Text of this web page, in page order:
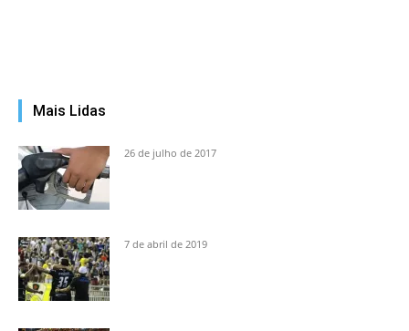
Mais Lidas
26 de julho de 2017
7 de abril de 2019